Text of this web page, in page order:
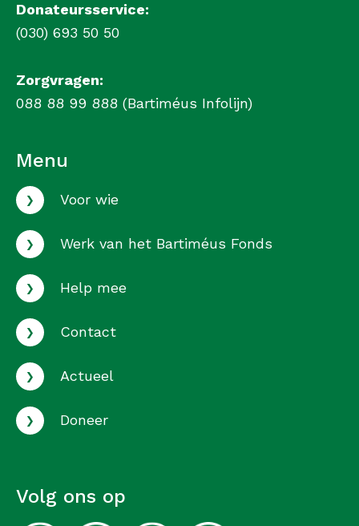
Donateursservice:
(030) 693 50 50
Zorgvragen:
088 88 99 888 (Bartiméus Infolijn)
Menu
› Voor wie
› Werk van het Bartiméus Fonds
› Help mee
› Contact
› Actueel
› Doneer
Volg ons op